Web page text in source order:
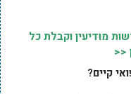
מודיעין וקבלת כל
<<
קיים?